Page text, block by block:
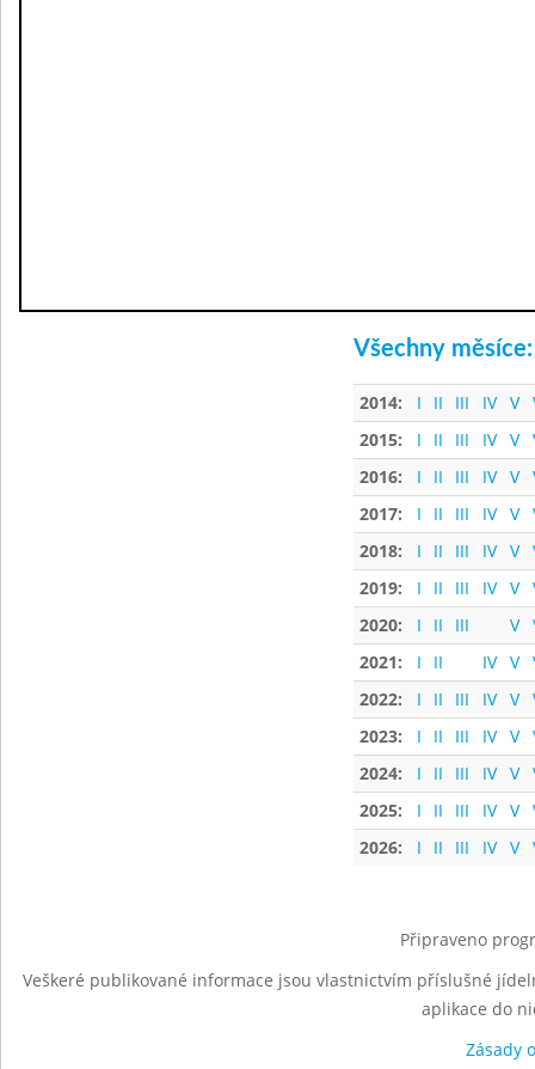
Všechny měsíce:
2014: I II III IV V
2015:
I II III IV V
2016:
I II III IV V
2017:
I II III IV V
2018:
I II III IV V
2019:
I II III IV V
2020:
I II III V
2021:
I II IV V
2022:
I II III IV V
2023:
I II III IV V
2024:
I II III IV V
2025:
I II III IV V
2026:
I II III IV V
Připraveno
Veškeré publikované informace jsou vlastnictvím příslušné
aplikace do
Zásady